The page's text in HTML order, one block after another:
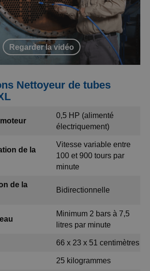
Regarder la vidéo
Nettoyeur de tubes
0,5 HP (alimenté
électriquement)
de la
Vitesse variable entre
100 et 900 tours par
minute
de la
Bidirectionnelle
Minimum 2 bars à 7,5
litres par minute
66 x 23 x 51 centimètres
25 kilogrammes